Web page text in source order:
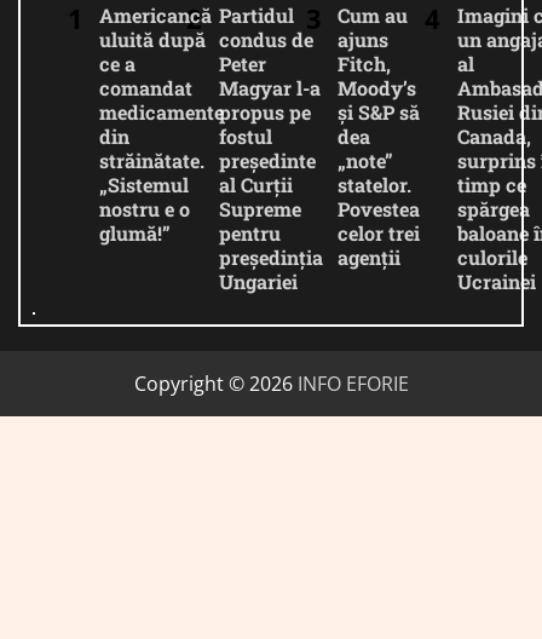
Americancă
uluită după
ce a
comandat
medicamente
din
străinătate.
„Sistemul
nostru e o
glumă!”
Partidul
condus de
Peter
Magyar l-a
propus pe
fostul
președinte
al Curții
Supreme
pentru
președinția
Ungariei
Cum au
ajuns
Fitch,
Moody’s
și S&P să
dea
„note”
statelor.
Povestea
celor trei
agenții
Imagini
un
al
Rusiei
Canada,
surprins
timp ce
spărgea
baloane
culorile
Ucrainei
Copyright © 2026 INFO EFORIE